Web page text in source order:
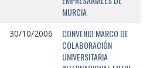
MURCIA
30/10/2006
CONVENIO MARCO DE
COLABORACIÓN
UNIVERSITARIA